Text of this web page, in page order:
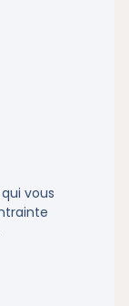
vous